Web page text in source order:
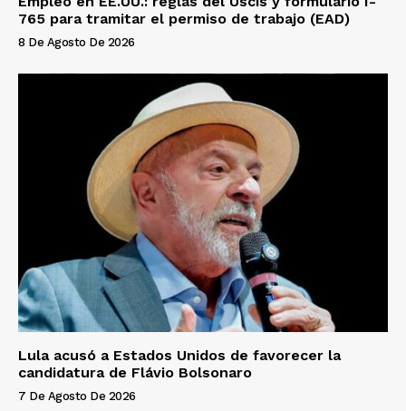
765 para tramitar el permiso de trabajo (EAD)
8 De Agosto De 2026
Lula acusó a Estados Unidos de favorecer la
candidatura de Flávio Bolsonaro
7 De Agosto De 2026